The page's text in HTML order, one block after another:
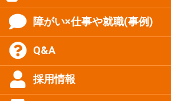
障がい×仕事や就職(事例)
Q&A
採用情報